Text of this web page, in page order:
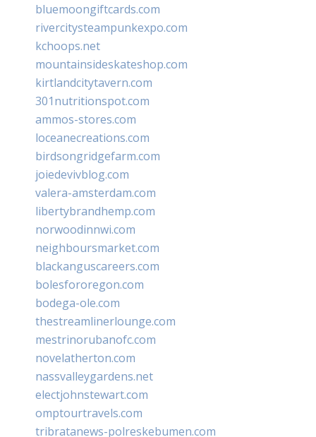
bluemoongiftcards.com
rivercitysteampunkexpo.com
kchoops.net
mountainsideskateshop.com
kirtlandcitytavern.com
301nutritionspot.com
ammos-stores.com
loceanecreations.com
birdsongridgefarm.com
joiedevivblog.com
valera-amsterdam.com
libertybrandhemp.com
norwoodinnwi.com
neighboursmarket.com
blackanguscareers.com
bolesfororegon.com
bodega-ole.com
thestreamlinerlounge.com
mestrinorubanofc.com
novelatherton.com
nassvalleygardens.net
electjohnstewart.com
omptourtravels.com
tribratanews-polreskebumen.com